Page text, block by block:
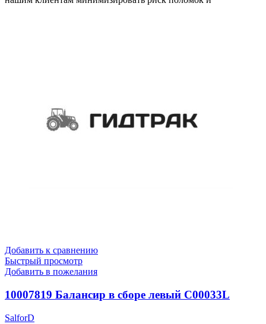
Добавить к сравнению
Быстрый просмотр
Добавить в пожелания
10007819 Балансир в сборе левый C00033L
SalforD